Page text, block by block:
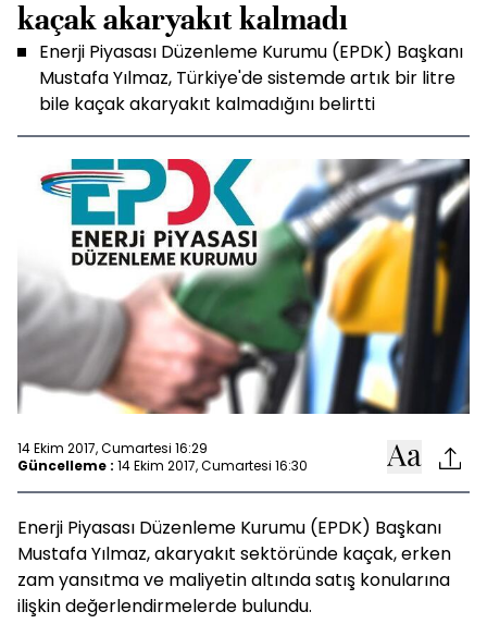
kaçak akaryakıt kalmadı
Enerji Piyasası Düzenleme Kurumu (EPDK) Başkanı
Mustafa Yılmaz, Türkiye'de sistemde artık bir litre
bile kaçak akaryakıt kalmadığını belirtti
14 Ekim 2017, Cumartesi 16:29
Güncelleme : 14 Ekim 2017, Cumartesi 16:30
Enerji Piyasası Düzenleme Kurumu (EPDK) Başkanı
Mustafa Yılmaz, akaryakıt sektöründe kaçak, erken
zam yansıtma ve maliyetin altında satış konularına
ilişkin değerlendirmelerde bulundu.